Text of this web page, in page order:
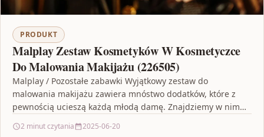
PRODUKT
Malplay Zestaw Kosmetyków W Kosmetyczce
Do Malowania Makijażu (226505)
Malplay / Pozostałe zabawki Wyjątkowy zestaw do
malowania makijażu zawiera mnóstwo dodatków, które z
pewnością ucieszą każdą młodą damę. Znajdziemy w nim
2 minut czytania 2025-06-20